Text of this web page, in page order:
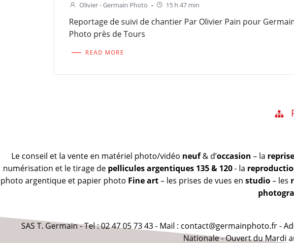
Olivier - Germain Photo - 15 h 47 min
Reportage de suivi de chantier Par Olivier Pain pour
Photo près de Tours
READ MORE
Le conseil et la vente en matériel photo/vidéo neuf& d’occasion – la reprise
numérisation et le tirage de pellicules argentiques 135 & 120- la
photo argentique et papier photo Fine art– les prises de vues en studio– les
SAS T. Germain - Tel : 02 47 05 73 43 - Mail : contact@germainphoto.fr -
Nationale - Ouvert du Mardi